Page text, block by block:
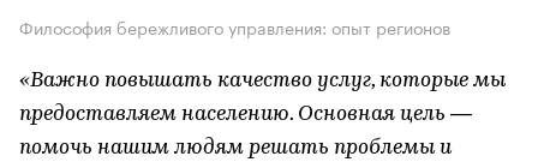
Философия бережливого управления: опыт регионов
«Важно повышать качество услуг, которые мы
предоставляем населению. Основная цель —
помочь нашим людям решать проблемы и